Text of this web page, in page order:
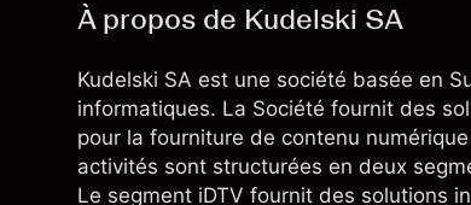
À propos de Kudelski SA
Kudelski SA est une société basée en
informatiques. La Société fournit des
pour la fourniture de contenu
activités sont structurées en deux
Le segment iDTV fournit des solutions